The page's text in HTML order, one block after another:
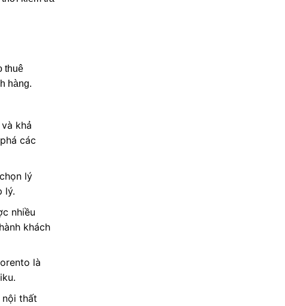
thuê
hàng.
khả
các
lý
lý.
nhiều
khách
là
nội thất